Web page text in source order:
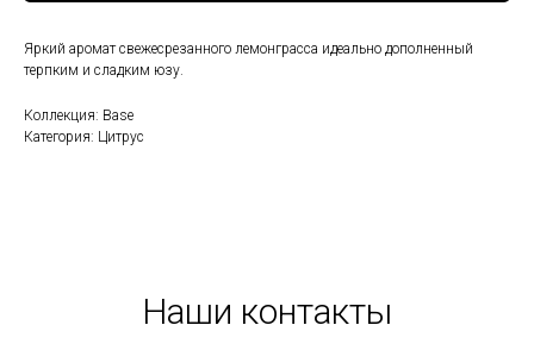
Яркий аромат свежесрезанного лемонграсса идеально дополненный
терпким и сладким юзу.
Коллекция: Base
Категория: Цитрус
Наши контакты